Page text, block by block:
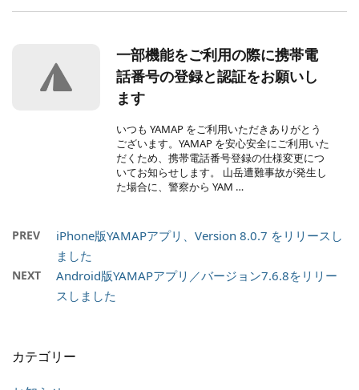
一部機能をご利用の際に携帯電
話番号の登録と認証をお願いし
ます
いつも YAMAP をご利用いただきありがとう
ございます。YAMAP を安心安全にご利用いた
だくため、携帯電話番号登録の仕様変更につ
いてお知らせします。 山岳遭難事故が発生し
た場合に、警察から YAM …
PREV
iPhone版YAMAPアプリ、Version 8.0.7 をリリースし
ました
NEXT
Android版YAMAPアプリ／バージョン7.6.8をリリー
スしました
カテゴリー